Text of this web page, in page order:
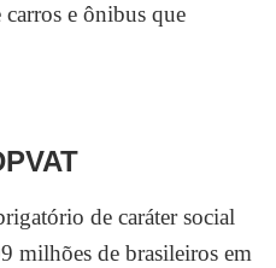
carros e ônibus que
de caráter social
milhões de brasileiros em